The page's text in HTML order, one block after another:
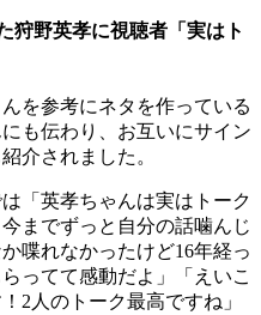
狩野英孝に視聴者「実はト
を参考にネタを作っている
も伝わり、お互いにサイン
介されました。
「英孝ちゃんは実はトーク
までずっと自分の話噛んじ
喋れなかったけど16年経っ
ってて感動だよ」「えいこ
2人のトーク最高ですね」